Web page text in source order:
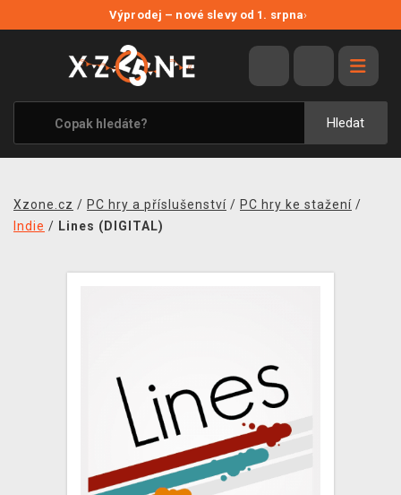
Výprodej – nové slevy od 1. srpna›
Hledat
VÝPRODEJ
VIDEOHRY
XZONE ORIGINALS
TÉMATIKY
MERCHANDISE
Xzone.cz / PC hry a příslušenství / PC hry ke stažení /
Indie / Lines (DIGITAL)